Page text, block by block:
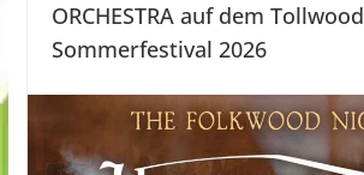
ORCHESTRA auf dem Tollwood
Sommerfestival 2026